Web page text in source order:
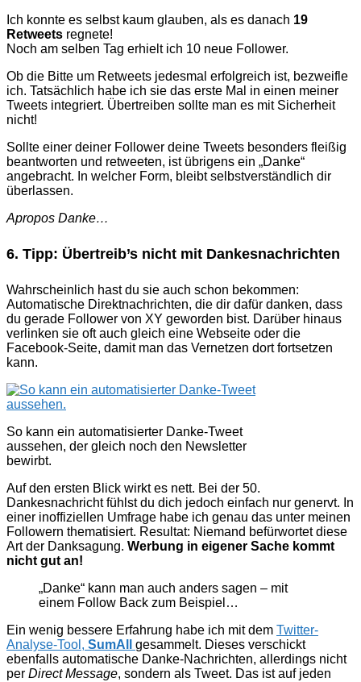
Ich konnte es selbst kaum glauben, als es danach 19
Retweets regnete!
Noch am selben Tag erhielt ich 10 neue Follower.
Ob die Bitte um Retweets jedesmal erfolgreich ist, bezweifle
ich. Tatsächlich habe ich sie das erste Mal in einen meiner
Tweets integriert. Übertreiben sollte man es mit Sicherheit
nicht!
Sollte einer deiner Follower deine Tweets besonders fleißig
beantworten und retweeten, ist übrigens ein „Danke“
angebracht. In welcher Form, bleibt selbstverständlich dir
überlassen.
Apropos Danke…
6. Tipp: Übertreib’s nicht mit Dankesnachrichten
Wahrscheinlich hast du sie auch schon bekommen:
Automatische Direktnachrichten, die dir dafür danken, dass
du gerade Follower von XY geworden bist. Darüber hinaus
verlinken sie oft auch gleich eine Webseite oder die
Facebook-Seite, damit man das Vernetzen dort fortsetzen
kann.
So kann ein automatisierter Danke-Tweet
aussehen, der gleich noch den Newsletter
bewirbt.
Auf den ersten Blick wirkt es nett. Bei der 50.
Dankesnachricht fühlst du dich jedoch einfach nur genervt. In
einer inoffiziellen Umfrage habe ich genau das unter meinen
Followern thematisiert. Resultat: Niemand befürwortet diese
Art der Danksagung. Werbung in eigener Sache kommt
nicht gut an!
„Danke“ kann man auch anders sagen – mit
einem Follow Back zum Beispiel…
Ein wenig bessere Erfahrung habe ich mit dem Twitter-
Analyse-Tool, SumAll
gesammelt. Dieses verschickt
ebenfalls automatische Danke-Nachrichten, allerdings nicht
per Direct Message, sondern als Tweet. Das ist auf jeden